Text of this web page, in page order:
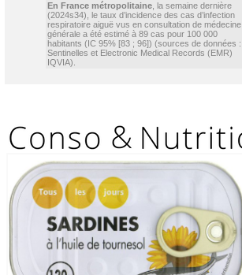
En France métropolitaine , la semaine dernière
(2024s34), le taux d’incidence des cas d’infection
respiratoire aiguë vus en consultation de médecine
générale a été estimé à 89 cas pour 100 000
habitants (IC 95% [83 ; 96]) (sources de données :
Sentinelles et Electronic Medical Records (EMR)
IQVIA).